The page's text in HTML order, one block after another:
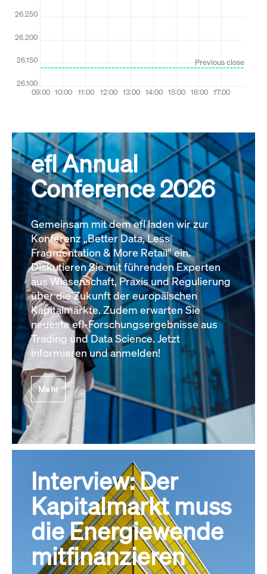
efl Annual
Conference 2026
Gemeinsam mit dem efl laden wir zur
Konferenz „Better Data, Less
Fragmentation & More Retail“ ein.
Diskutieren Sie mit führenden Experten
aus Wissenschaft, Praxis und Regulierung
über die Zukunft der europäischen
Kapitalmärkte. Zudem erwarten Sie
neueste efl-Forschungsergebnisse aus
Trading und Data Science. Jetzt
informieren und anmelden!
Mehr
Interview: Der
Kapitalmarkt muss
die Energiewende
mitfinanzieren